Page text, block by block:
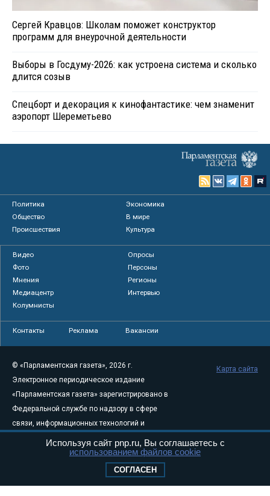
Сергей Кравцов: Школам поможет конструктор
программ для внеурочной деятельности
Выборы в Госдуму-2026: как устроена система и сколько
длится созыв
Спецборт и декорация к кинофантастике: чем знаменит
аэропорт Шереметьево
Политика
Экономика
Общество
В мире
Происшествия
Культура
Видео
Опросы
Фото
Персоны
Мнения
Регионы
Медиацентр
Интервью
Колумнисты
Контакты Реклама Вакансии
© «Парламентская газета», 2026 г.
Электронное периодическое издание
«Парламентская газета» зарегистрировано в
Федеральной службе по надзору в сфере
связи, информационных технологий и
массовых коммуникаций (Роскомнадзор) 05
августа 2011 года. 18+
Свидетельство о регистрации Эл № ФС77-
Карта сайта
Используя сайт pnp.ru, Вы соглашаетесь с
использованием файлов cookie
СОГЛАСЕН